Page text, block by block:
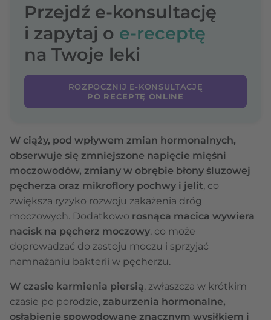
Przejdź e-konsultację
i zapytaj o e-receptę
na Twoje leki
ROZPOCZNIJ E-KONSULTACJĘ
PO RECEPTĘ ONLINE
W ciąży, pod wpływem zmian hormonalnych,
obserwuje się zmniejszone napięcie mięśni
moczowodów, zmiany w obrębie błony śluzowej
pęcherza oraz mikroflory pochwy i jelit, co
zwiększa ryzyko rozwoju zakażenia dróg
moczowych. Dodatkowo rosnąca macica wywiera
nacisk na pęcherz moczowy, co może
doprowadzać do zastoju moczu i sprzyjać
namnażaniu bakterii w pęcherzu.
W czasie karmienia piersią, zwłaszcza w krótkim
czasie po porodzie, zaburzenia hormonalne,
osłabienie spowodowane znacznym wysiłkiem i